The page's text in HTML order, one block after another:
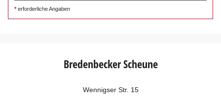
erforderliche Angaben
Bredenbecker Scheune
Wennigser Str. 15